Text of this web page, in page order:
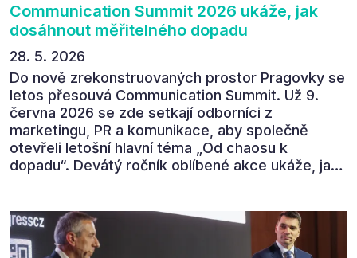
Communication Summit 2026 ukáže, jak
dosáhnout měřitelného dopadu
28. 5. 2026
Do nově zrekonstruovaných prostor Pragovky se
letos přesouvá Communication Summit. Už 9.
června 2026 se zde setkají odborníci z
marketingu, PR a komunikace, aby společně
otevřeli letošní hlavní téma „Od chaosu k
dopadu“. Devátý ročník oblíbené akce ukáže, jak